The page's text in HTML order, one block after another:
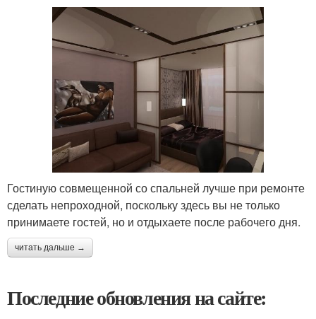
Гостиную совмещенной со спальней лучше при ремонте
сделать непроходной, поскольку здесь вы не только
принимаете гостей, но и отдыхаете после рабочего дня.
читать дальше →
Последние обновления на сайте: